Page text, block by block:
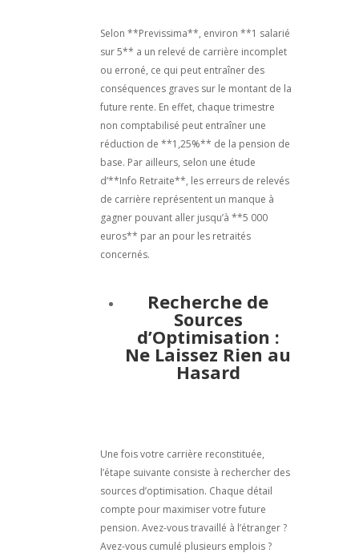
Selon **Previssima**, environ **1 salarié
sur 5** a un relevé de carrière incomplet
ou erroné, ce qui peut entraîner des
conséquences graves sur le montant de la
future rente. En effet, chaque trimestre
non comptabilisé peut entraîner une
réduction de **1,25%** de la pension de
base. Par ailleurs, selon une étude
d’**Info Retraite**, les erreurs de relevés
de carrière représentent un manque à
gagner pouvant aller jusqu’à **5 000
euros** par an pour les retraités
concernés.
Recherche de
Sources
d’Optimisation :
Ne Laissez Rien au
Hasard
Une fois votre carrière reconstituée,
l’étape suivante consiste à rechercher des
sources d’optimisation. Chaque détail
compte pour maximiser votre future
pension. Avez-vous travaillé à l’étranger ?
Avez-vous cumulé plusieurs emplois ?